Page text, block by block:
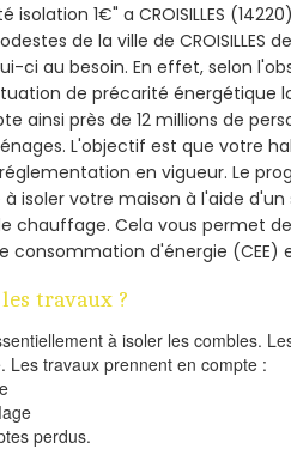
isolation 1€" a CROISILLES
de la ville de
ci au besoin. En effet, selon
de précarité énergétique
ainsi près de 12 millions de
L'objectif est que votre
en vigueur. Le
à isoler votre maison à l'aide
chauffage. Cela vous permet
consommation d'énergie (CEE)
travaux ?
à isoler les combles.
Les travaux prennent en compte :
perdus.